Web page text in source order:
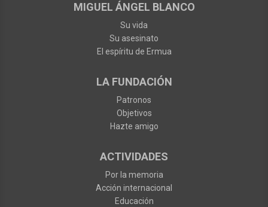
MIGUEL ÁNGEL BLANCO
Su vida
Su asesinato
El espíritu de Ermua
LA FUNDACIÓN
Patronos
Objetivos
Hazte amigo
ACTIVIDADES
Por la memoria
Acción internacional
Educación